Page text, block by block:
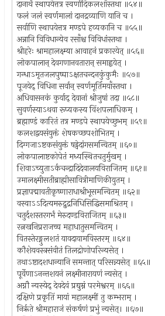
दानार्थं स्थापयेत्तत्र स्वर्णादिकलशाँस्तथा ॥५४॥
फलं जलं स्वर्णमालां दानद्रव्याणि यानि च ।
सर्वाणि स्थापयेत्तत्र मण्डपे हव्यकानि च ॥५५॥
अन्नानि विविधान्येव रसाँश्च विविधांस्तथा ।
श्रीहरेः श्रामहालक्ष्म्या आवाहनं प्रकारयेत् ॥५६॥
लोकपालान् देवगणानवतारान् समाह्वयेत् ।
गन्धाऽमृतजलपुष्पाऽक्षतचन्दनकुंकुमैः ॥५७॥
पूजयेद् विधिना सर्वान् स्वर्णमूर्तिमयाँस्तथा ।
अधिवासनकं कुर्याद् देवानां श्रीजुषां तदा ॥५८॥
सुवर्णस्याऽथवा रूप्यकस्य विंशपलाधिकम् ।
ब्रह्माण्डं कारितं तत्र मण्डपे स्थापयेच्छुभम् ॥५९॥
कलशद्वयसंयुक्तं शेषकच्छपशोभितम् ।
दिग्गजाऽष्टकसंयुक्तं षड्वेदांगसमन्वितम् ॥६०॥
लोकपालाष्टकोपेतं मध्यस्थितचतुर्मुखम् ।
शिवाऽच्युताऽर्कचन्द्रादिदेवालयविराजितम् ॥६१॥
उमालक्ष्मीसतीब्राह्मीसावित्रीमाणिकीयुतम् ।
प्रज्ञापद्मावतीकृष्णाराधाश्रीभूसमन्वितम् ॥६२॥
वस्वाऽऽदित्यमरुद्रुद्रनिधिसिद्धिसमाश्रितम् ।
चतुर्दशस्तरगर्भं मेरुदण्डविराजितम् ॥६३॥
रत्नखनिप्रराजच्च महाधातुसमन्वितम् ।
वितस्तेरङ्गुलशतं यावदायामविस्तरम् ॥६४॥
कौशेयवस्त्रसंवीतं तिलद्रोणोपरिन्यसेत् ।
तथाऽष्टादशधान्यानि समन्तात् परिसन्न्यसेत् ॥६५॥
पूर्वेणाऽनन्तशयनं लक्ष्मीनारायणं न्यसेत् ।
अग्नौ न्यस्येद् देवदेवं प्रद्युम्नं परमेश्वरम् ॥६६॥
दक्षिणे प्रकृतिं मायां महालक्ष्मीं तु कम्भराम् ।
निर्ऋते श्रीमहाराजं संकर्षणं प्रभुं न्यसेत्। ॥६७॥